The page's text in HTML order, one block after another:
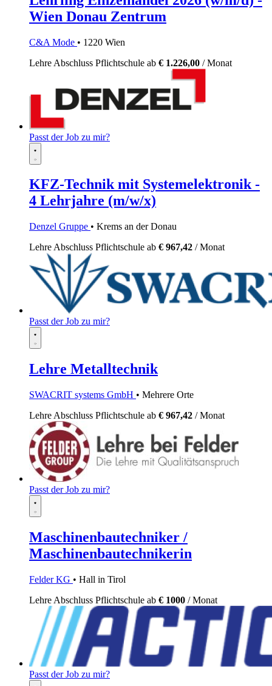
Wien Donau Zentrum
C&A Mode • 1220 Wien
Lehre Abschluss Pflichtschule ab € 1.226,00 / Monat
Passt der Job zu mir?
KFZ-Technik mit Systemelektronik -
4 Lehrjahre (m/w/x)
Denzel Gruppe • Krems an der Donau
Lehre Abschluss Pflichtschule ab € 967,42 / Monat
Passt der Job zu mir?
Lehre Metalltechnik
SWACRIT systems GmbH • Mehrere Orte
Lehre Abschluss Pflichtschule ab € 967,42 / Monat
Passt der Job zu mir?
Maschinenbautechniker /
Maschinenbautechnikerin
Felder KG • Hall in Tirol
Lehre Abschluss Pflichtschule ab € 1000 / Monat
Passt der Job zu mir?